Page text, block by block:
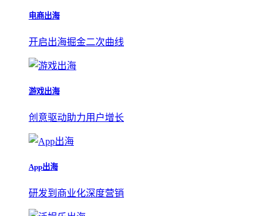
电商出海
开启出海掘金二次曲线
游戏出海
创意驱动助力用户增长
App出海
研发到商业化深度营销